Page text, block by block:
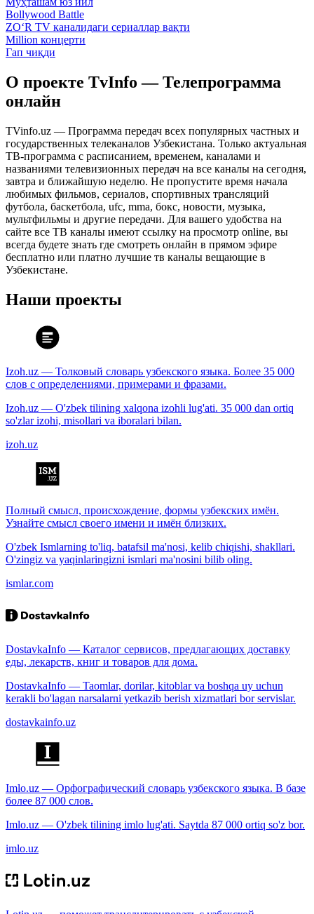
Bollywood Battle
ZO‘R TV каналидаги сериаллар вақти
Million концерти
Гап чиқди
О проекте TvInfo — Телепрограмма
онлайн
TVinfo.uz — Программа передач всех популярных частных и
государственных телеканалов Узбекистана. Только актуальная
ТВ-программа с расписанием, временем, каналами и
названиями телевизионных передач на все каналы на сегодня,
завтра и ближайшую неделю. Не пропустите время начала
любимых фильмов, сериалов, спортивных трансляций
футбола, баскетбола, ufc, mma, бокс, новости, музыка,
мультфильмы и другие передачи. Для вашего удобства на
сайте все ТВ каналы имеют ссылку на просмотр online, вы
всегда будете знать где смотреть онлайн в прямом эфире
бесплатно или платно лучшие тв каналы вещающие в
Узбекистане.
Наши проекты
Izoh.uz — Толковый словарь узбекского языка. Более 35 000
слов с определениями, примерами и фразами.
Izoh.uz — O'zbek tilining xalqona izohli lug'ati. 35 000 dan ortiq
so'zlar izohi, misollari va iboralari bilan.
izoh.uz
Полный смысл, происхождение, формы узбекских имён.
Узнайте смысл своего имени и имён близких.
O'zbek Ismlarning to'liq, batafsil ma'nosi, kelib chiqishi, shakllari.
O'zingiz va yaqinlaringizni ismlari ma'nosini bilib oling.
ismlar.com
DostavkaInfo — Каталог сервисов, предлагающих доставку
еды, лекарств, книг и товаров для дома.
DostavkaInfo — Taomlar, dorilar, kitoblar va boshqa uy uchun
kerakli bo'lagan narsalarni yetkazib berish xizmatlari bor servislar.
dostavkainfo.uz
Imlo.uz — Орфографический словарь узбекского языка. В базе
более 87 000 слов.
Imlo.uz — O'zbek tilining imlo lug'ati. Saytda 87 000 ortiq so'z bor.
imlo.uz